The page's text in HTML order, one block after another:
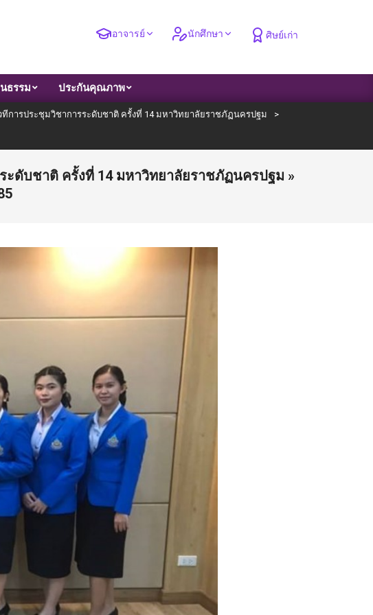
อาจารย์ นักศึกษา ศิษย์เก่า
ธรรม ประกันคุณภาพ
การประชุมวิชาการระดับชาติ ครั้งที่ 14 มหาวิทยาลัยราชภัฏนครปฐม >
ดับชาติ ครั้งที่ 14 มหาวิทยาลัยราชภัฏนครปฐม »